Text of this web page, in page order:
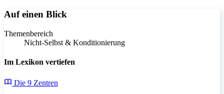
Auf einen Blick
Themenbereich
Nicht-Selbst & Konditionierung
Im Lexikon vertiefen
Die 9 Zentren